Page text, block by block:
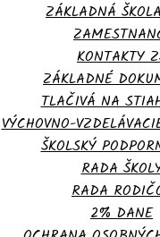
ZÁKLADNÁ
KONTAKTY
ZÁKLADNÉ
TLAČIVÁ NA
VÝCHOVNO-
ŠKOLSKÝ
RADA
RADA
2% DANE